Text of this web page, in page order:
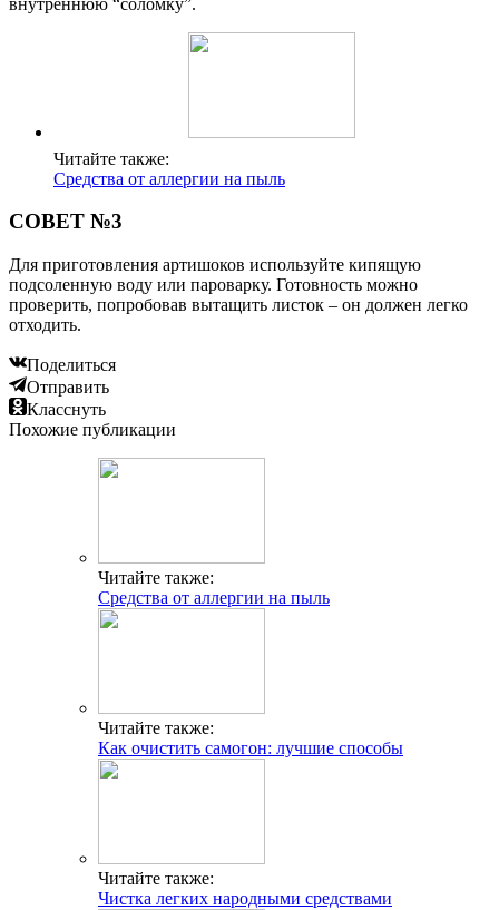
Читайте также:
Средства от аллергии на пыль
СОВЕТ №3
Для приготовления артишоков используйте кипящую
подсоленную воду или пароварку. Готовность можно
проверить, попробовав вытащить листок – он должен легко
отходить.
Поделиться
Отправить
Класснуть
Похожие публикации
Читайте также:
Средства от аллергии на пыль
Читайте также:
Как очистить самогон: лучшие способы
Читайте также:
Чистка легких народными средствами